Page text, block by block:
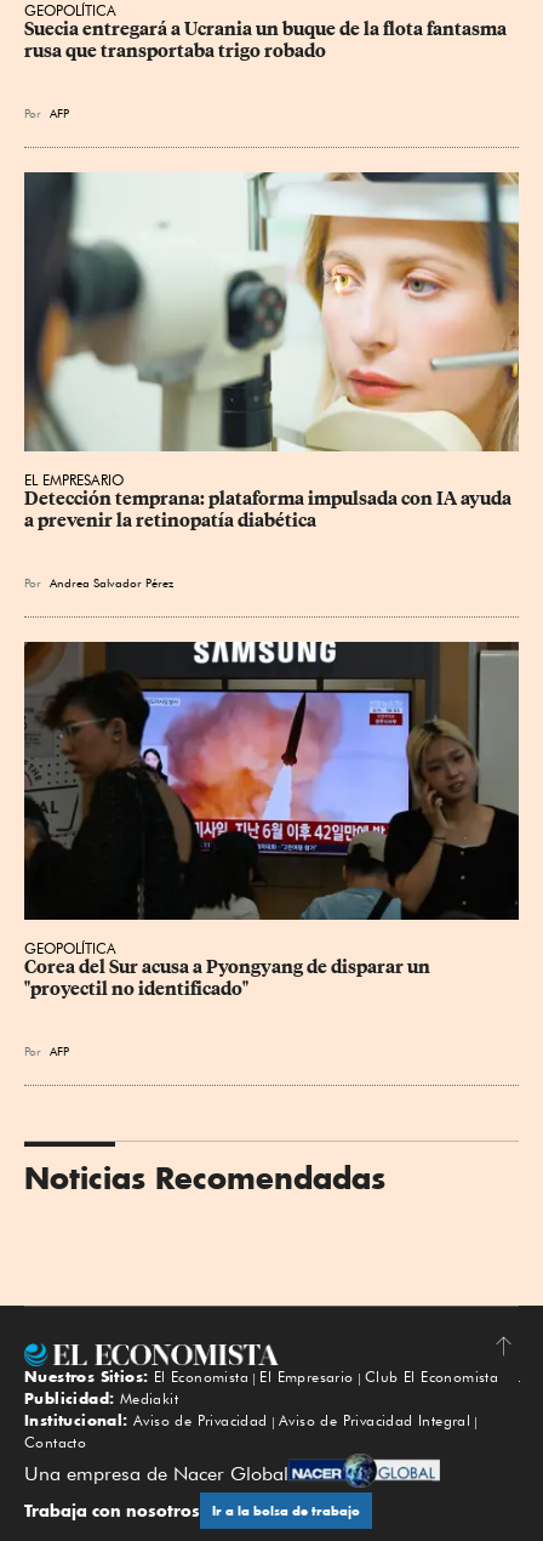
GEOPOLÍTICA
Suecia entregará a Ucrania un buque de la flota fantasma
rusa que transportaba trigo robado
Por AFP
EL EMPRESARIO
Detección temprana: plataforma impulsada con IA ayuda
a prevenir la retinopatía diabética
Por Andrea Salvador Pérez
GEOPOLÍTICA
Corea del Sur acusa a Pyongyang de disparar un
"proyectil no identificado"
Por AFP
Noticias Recomendadas
Subir
Nuestros Sitios: El Economista El Empresario
Club El Economista
Publicidad: Mediakit
Institucional: Aviso de Privacidad
Aviso de Privacidad Integral
Contacto
Una empresa de Nacer Global
Trabaja con nosotros Ir a la bolsa de trabajo